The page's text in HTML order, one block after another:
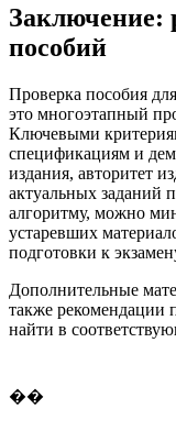
Заключение:
пособий
Проверка пособия
это многоэтапный
Ключевыми
спецификациям и
издания, авторитет
актуальных заданий
алгоритму, можно
устаревших
подготовки к
Дополнительные
также рекомендации
найти в
��